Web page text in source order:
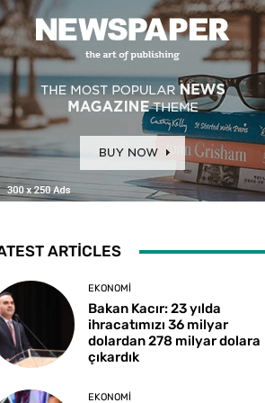
ARTICLES
EKONOMI
Bakan Kacır: 23 yılda
ihracatımızı 36 milyar
dolardan 278 milyar dolara
çıkardık
EKONOMI